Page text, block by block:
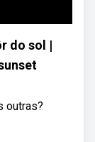
do sol |
outras?